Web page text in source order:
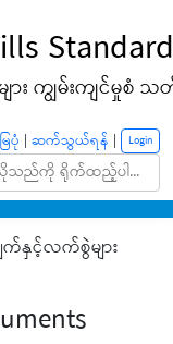
း ကျွမ်းကျင်မှုစံ သ
ပုံ | ဆက်သွယ်ရန် | Login
က်နှင့်လက်စွဲများ